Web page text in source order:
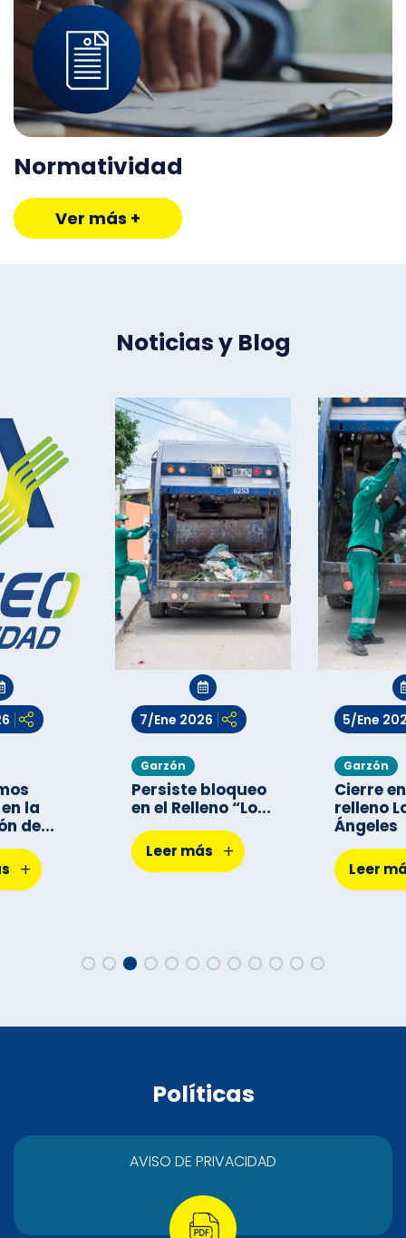
Normatividad
Ver más +
Noticias y Blog
la
de...
+
7/Ene 2026
Garzón
Persiste bloqueo
en el Relleno “Lo...
Leer más +
5/Ene
Garzón
Cierre
relleno
Ángeles
Leer
Políticas
AVISO DE PRIVACIDAD